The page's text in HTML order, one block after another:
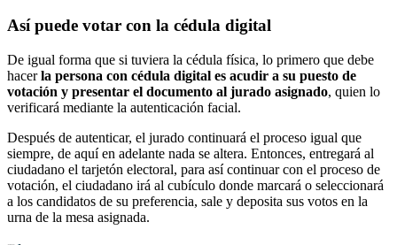
Así puede votar con la cédula digital
De igual forma que si tuviera la cédula física, lo primero que debe
hacerla persona con cédula digital es acudir a su puesto de
votación y presentar el documento al jurado asignado, quien lo
verificará mediante la autenticación facial.
Después de autenticar, el jurado continuará el proceso igual que
siempre, de aquí en adelante nada se altera. Entonces, entregará al
ciudadano el tarjetón electoral, para así continuar con el proceso de
votación, el ciudadano irá al cubículo donde marcará o seleccionará
a los candidatos de su preferencia, sale y deposita sus votos en la
urna de la mesa asignada.